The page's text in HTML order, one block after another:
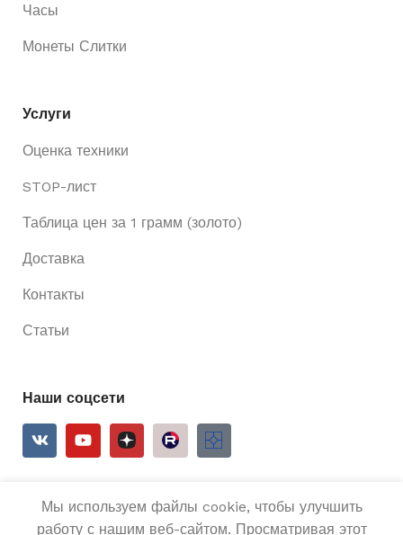
Часы
Монеты Слитки
Услуги
Оценка техники
STOP-лист
Таблица цен за 1 грамм (золото)
Доставка
Контакты
Статьи
Наши соцсети
Ривьера 24 Все права защищены.
Мы используем файлы cookie, чтобы улучшить
работу с нашим веб-сайтом. Просматривая этот